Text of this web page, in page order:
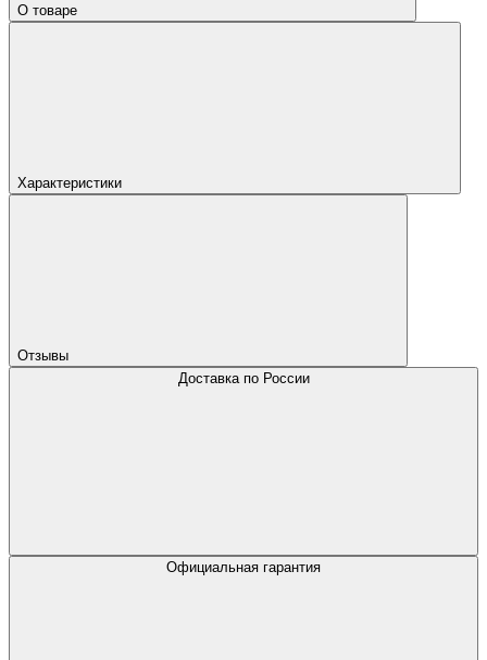
О товаре
Характеристики
Отзывы
Доставка по России
Официальная гарантия